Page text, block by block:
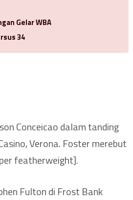
Gelar WBA
34
Conceicao dalam tanding
Verona. Foster merebut
featherweight].
Fulton di Frost Bank